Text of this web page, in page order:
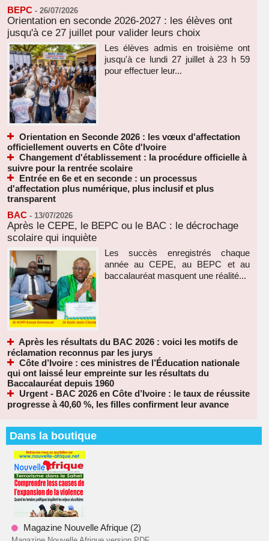
BEPC - 26/07/2026
Orientation en seconde 2026-2027 : les élèves ont
jusqu'à ce 27 juillet pour valider leurs choix
Les élèves admis en troisième ont
jusqu'à ce lundi 27 juillet à 23 h 59
pour effectuer leur...
Orientation en Seconde 2026 : les vœux d'affectation
officiellement ouverts en Côte d'Ivoire
Changement d'établissement : la procédure officielle à
suivre pour la rentrée scolaire
Entrée en 6e et en seconde : un processus
d'affectation plus numérique, plus inclusif et plus
transparent
BAC - 13/07/2026
Après le CEPE, le BEPC ou le BAC : le décrochage
scolaire qui inquiète
Les succès enregistrés chaque
année au CEPE, au BEPC et au
baccalauréat masquent une réalité...
Après les résultats du BAC 2026 : voici les motifs de
réclamation reconnus par les jurys
Côte d’Ivoire : ces ministres de l’Éducation nationale
qui ont laissé leur empreinte sur les résultats du
Baccalauréat depuis 1960
Urgent - BAC 2026 en Côte d’Ivoire : le taux de réussite
progresse à 40,60 %, les filles confirment leur avance
Dans la boutique
Magazine Nouvelle Afrique (2)